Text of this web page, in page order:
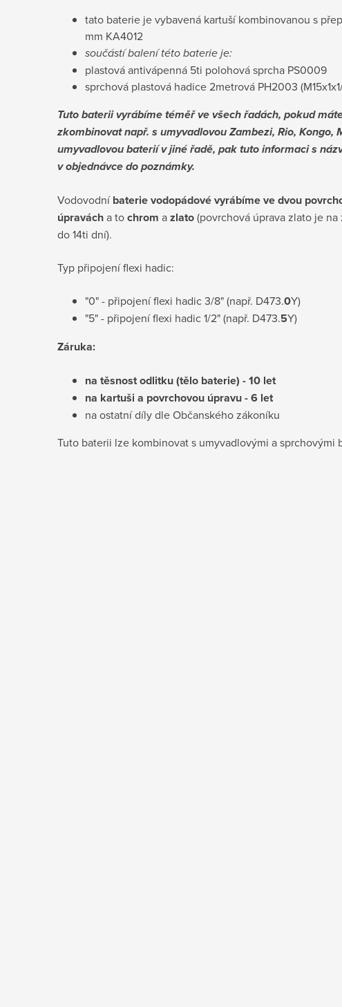
tato baterie je vybavená kartuší kombinovanou s
mm KA4012
součástí balení této baterie je:
plastová antivápenná 5ti polohová sprcha PS0009
sprchová plastová hadice 2metrová PH2003
Tuto baterii vyrábíme téměř ve všech řadách, pokud
zkombinovat např. s umyvadlovou Zambezi, Rio, Kongo,
umyvadlovou baterií v jiné řadě, pak tuto informaci s
v objednávce do poznámky.
Vodovodníbaterie vodopádové vyrábíme ve dvou
úpravácha tochrom azlato(povrchová úprava zlato je
do 14ti dní).
Typ připojení flexi hadic:
"0" - připojení flexi hadic 3/8" (např. D473.0Y)
"5" - připojení flexi hadic 1/2" (např. D473.5Y)
Záruka:
na těsnost odlitku (tělo baterie) - 10 let
na kartuši a povrchovou úpravu - 6 let
na ostatní díly dle Občanského zákoníku
Tuto baterii lze kombinovat s umyvadlovými a sprchovými